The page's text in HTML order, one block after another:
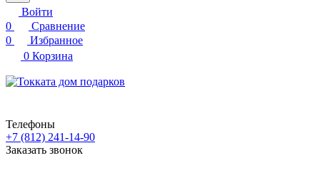
Войти
0
Сравнение
0
Избранное
0 Корзина
Телефоны
+7 (812) 241-14-90
Заказать звонок